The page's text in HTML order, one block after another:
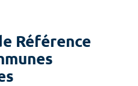
Référence